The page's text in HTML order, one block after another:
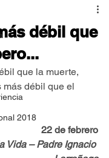
2018
débil que
que la muerte,
más débil que el
22 de febrero
Vida – Padre Ignacio